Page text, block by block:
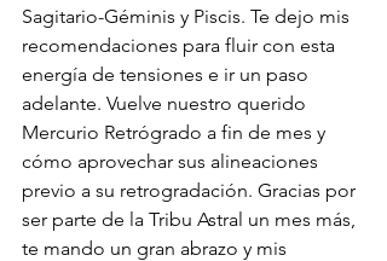
Sagitario-Géminis y Piscis. Te dejo mis
recomendaciones para fluir con esta
energía de tensiones e ir un paso
adelante. Vuelve nuestro querido
Mercurio Retrógrado a fin de mes y
cómo aprovechar sus alineaciones
previo a su retrogradación. Gracias por
ser parte de la Tribu Astral un mes más,
te mando un gran abrazo y mis